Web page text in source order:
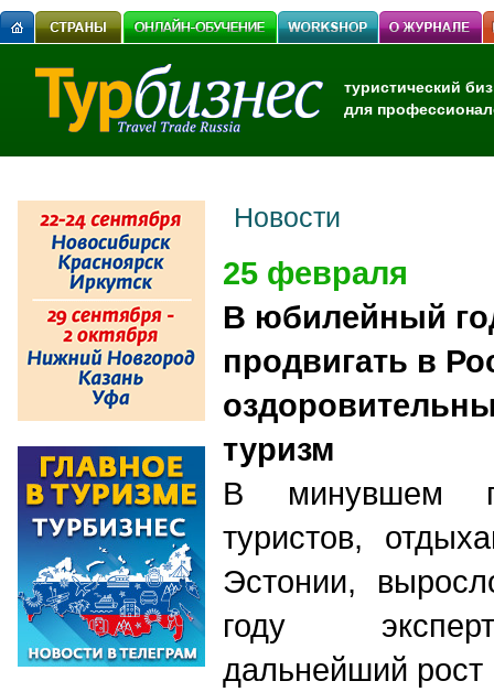
туристический
для
Новости
25 февраля
В юбилейный
продвигать в
туризм
В минувшем
туристов,
Эстонии,
году
дальнейший рост